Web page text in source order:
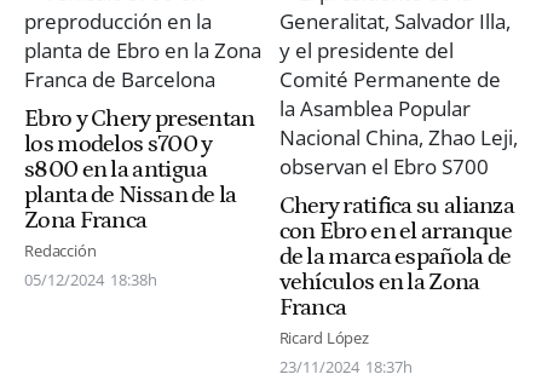
Ebro y Chery presentan
los modelos s700 y
s800 en la antigua
planta de Nissan de la
Zona Franca
Redacción
05/12/2024 18:38h
Chery ratifica su alianza
con Ebro en el arranque
de la marca española de
vehículos en la Zona
Franca
Ricard López
23/11/2024 18:37h